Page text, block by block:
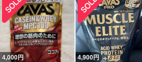
4,000円 4,900円